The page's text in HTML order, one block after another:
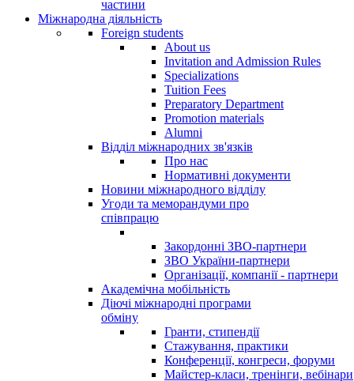
частини
Міжнародна діяльність
Foreign students
About us
Invitation and Admission Rules
Specializations
Tuition Fees
Preparatory Department
Promotion materials
Alumni
Відділ міжнародних зв'язків
Про нас
Нормативні документи
Новини міжнародного відділу
Угоди та меморандуми про
співпрацю
Закордонні ЗВО-партнери
ЗВО України-партнери
Організації, компанії - партнери
Академічна мобільність
Діючі міжнародні програми
обміну
Гранти, стипендії
Стажування, практики
Конференції, конгреси, форуми
Майстер-класи, тренінги, вебінари